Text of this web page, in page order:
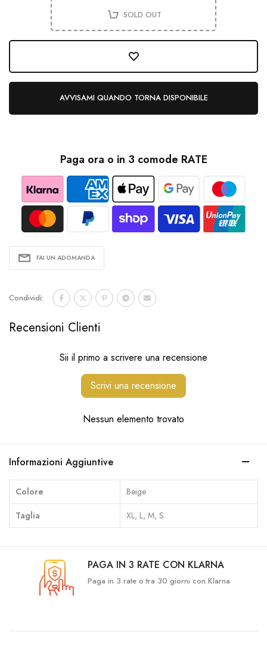
SOLD OUT
AVVISAMI QUANDO TORNA DISPONIBILE
Paga ora o in 3 comode RATE
FAI UN ADOMANDA
Condividi:
Recensioni Clienti
Sii il primo a scrivere una recensione
Scrivi una recensione
Nessun elemento trovato
Informazioni Aggiuntive
Colore
Beige
Taglia
XL, L, M, S
PAGA IN 3 RATE CON KLARNA
Paga in 3 rate o tra 30 giorni con Klarna